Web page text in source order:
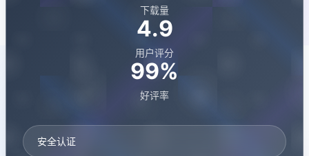
下载量
4.9
用户评分
99%
好评率
安全认证